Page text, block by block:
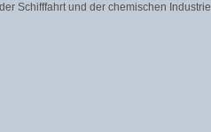
Schifffahrt und der chemischen Industrie